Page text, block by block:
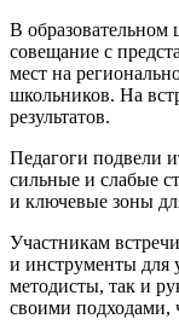
В образовательном
совещание с
мест на
школьников. На
результатов.
Педагоги подвели
сильные и слабые
и ключевые зоны
Участникам
и инструменты для
методисты, так и
своими подходами,